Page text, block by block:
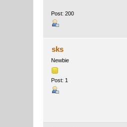
Post: 200
sks
Newbie
Post: 1